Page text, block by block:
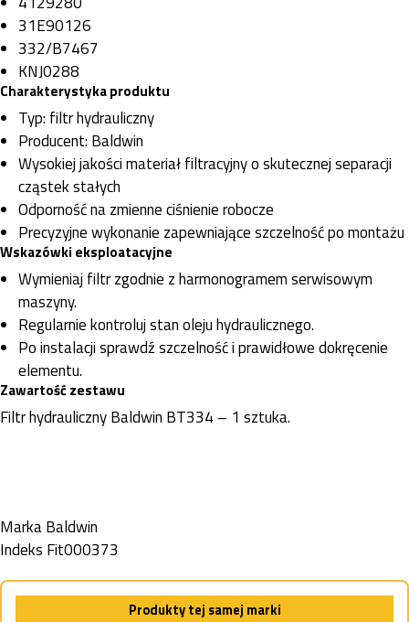
31E90126
332/B7467
KNJ0288
Charakterystyka produktu
Typ: filtr hydrauliczny
Producent: Baldwin
Wysokiej jakości materiał filtracyjny o skutecznej separacji
cząstek stałych
Odporność na zmienne ciśnienie robocze
Precyzyjne wykonanie zapewniające szczelność po montażu
Wskazówki eksploatacyjne
Wymieniaj filtr zgodnie z harmonogramem serwisowym
maszyny.
Regularnie kontroluj stan oleju hydraulicznego.
Po instalacji sprawdź szczelność i prawidłowe dokręcenie
elementu.
Zawartość zestawu
Filtr hydrauliczny Baldwin BT334 – 1 sztuka.
MarkaBaldwin
Indeks Fit000373
Produkty tej samej marki